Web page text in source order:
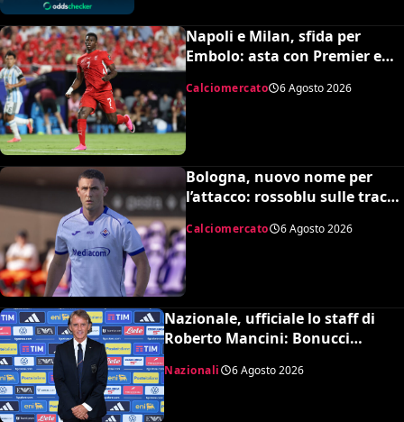
Napoli e Milan, sfida per
Embolo: asta con Premier e
MLS, il prezzo
Calciomercato 6 Agosto 2026
Bologna, nuovo nome per
l’attacco: rossoblu sulle tracce
Calciomercato 6 Agosto 2026
Nazionale, ufficiale lo staff di
Roberto Mancini: Bonucci
Nazionali 6 Agosto 2026